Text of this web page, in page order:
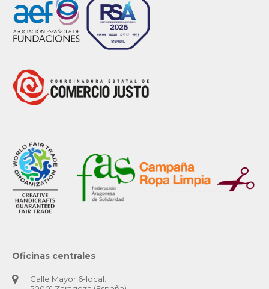
Oficinas centrales
Calle Mayor 6-local.